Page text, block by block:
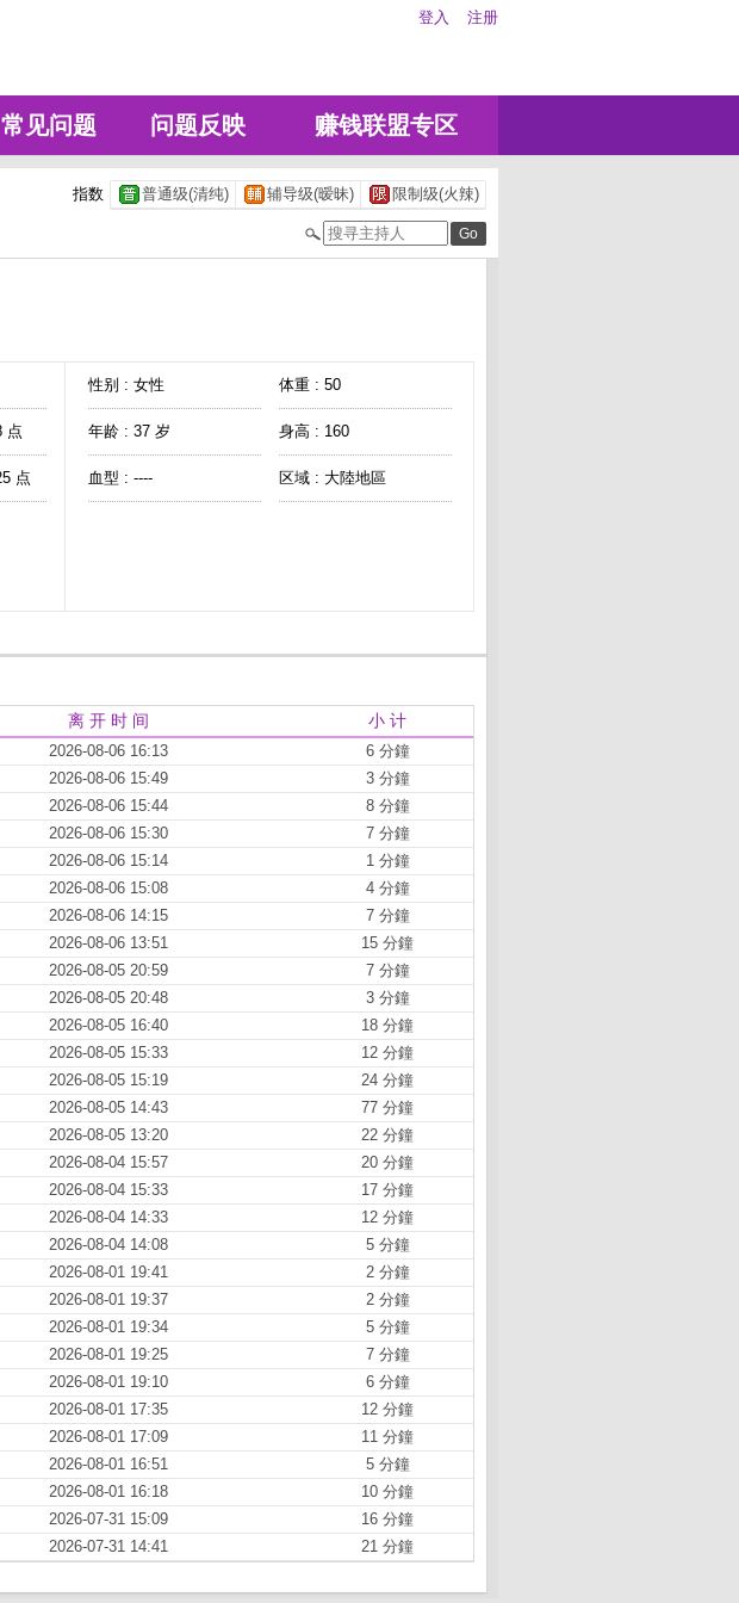
登入 注册
常见问题 问题反映 赚钱联盟专区
指数 普通级(清纯) 辅导级(暧昧) 限制级(火辣)
点
点
性别 : 女性 体重 : 50
年龄 : 37 岁 身高 : 160
血型 : ---- 区域 : 大陸地區
离 开 时 间 小 计
2026-08-06 16:13
6 分鐘
2026-08-06 15:49
3 分鐘
2026-08-06 15:44
8 分鐘
2026-08-06 15:30
7 分鐘
2026-08-06 15:14
1 分鐘
2026-08-06 15:08
4 分鐘
2026-08-06 14:15
7 分鐘
2026-08-06 13:51
15 分鐘
2026-08-05 20:59
7 分鐘
2026-08-05 20:48
3 分鐘
2026-08-05 16:40
18 分鐘
2026-08-05 15:33
12 分鐘
2026-08-05 15:19
24 分鐘
2026-08-05 14:43
77 分鐘
2026-08-05 13:20
22 分鐘
2026-08-04 15:57
20 分鐘
2026-08-04 15:33
17 分鐘
2026-08-04 14:33
12 分鐘
2026-08-04 14:08
5 分鐘
2026-08-01 19:41
2 分鐘
2026-08-01 19:37
2 分鐘
2026-08-01 19:34
5 分鐘
2026-08-01 19:25
7 分鐘
2026-08-01 19:10
6 分鐘
2026-08-01 17:35
12 分鐘
2026-08-01 17:09
11 分鐘
2026-08-01 16:51
5 分鐘
2026-08-01 16:18
10 分鐘
2026-07-31 15:09
16 分鐘
2026-07-31 14:41 21 分鐘